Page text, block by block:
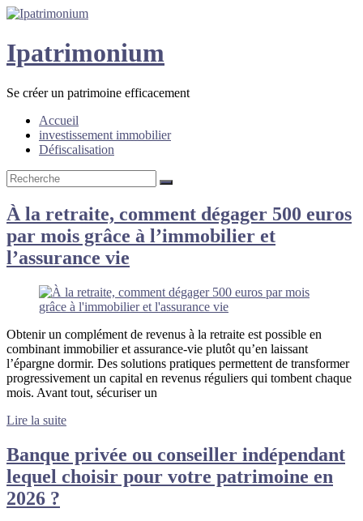
Skip
content
Ipatrimonium
Se créer un patrimoine efficacement
Accueil
investissement immobilier
Défiscalisation
À la retraite, comment dégager 500 euros
par mois grâce à l’immobilier et
l’assurance vie
Obtenir un complément de revenus à la retraite est possible en
combinant immobilier et assurance-vie plutôt qu’en laissant
l’épargne dormir. Des solutions pratiques permettent de transformer
progressivement un capital en revenus réguliers qui tombent chaque
mois. Avant tout, sécuriser un
Lire la suite
Banque privée ou conseiller indépendant
lequel choisir pour votre patrimoine en
2026 ?